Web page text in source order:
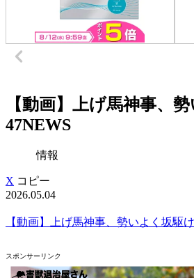
【動画】上げ馬神事、
47NEWS
情報
X コピー
2026.05.04
【動画】上げ馬神事、勢いよく坂駆
スポンサーリンク